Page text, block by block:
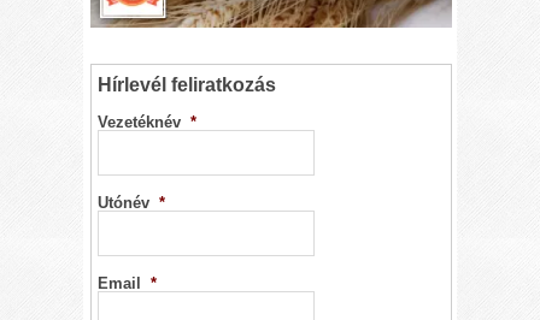
Hírlevél feliratkozás
Vezetéknév *
Utónév *
Email *